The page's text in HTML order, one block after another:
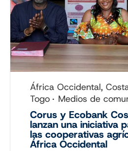
África Occidental,
Togo
Medios de
Corus y Ecobank
lanzan una iniciativa
las cooperativas
África Occidental